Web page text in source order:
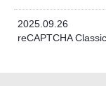
2025.09.26
reCAPTCHA